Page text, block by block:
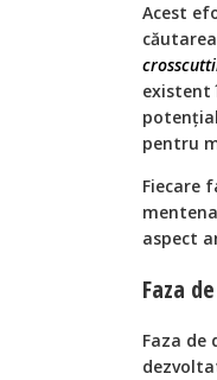
Acest
existent
pentru
Fiecare
aspect
Faza
Faza de